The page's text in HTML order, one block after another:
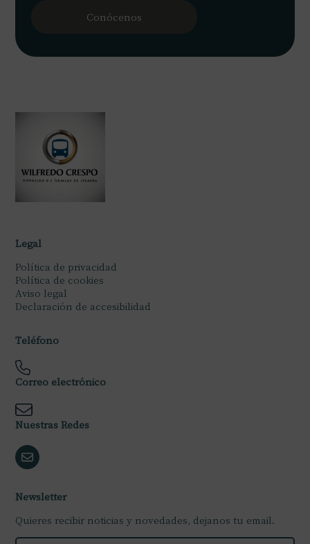
Conócenos
Legal
Política de privacidad
Política de cookies
Aviso legal
Declaración de accesibilidad
Teléfono
Correo electrónico
Nuestras Redes
Newsletter
Quieres recibir noticias y novedades, dejanos tu email.